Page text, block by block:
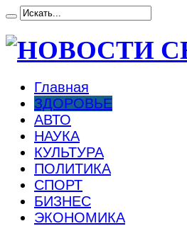
Главная
ЗДОРОВЬЕ
АВТО
НАУКА
КУЛЬТУРА
ПОЛИТИКА
СПОРТ
БИЗНЕС
ЭКОНОМИКА